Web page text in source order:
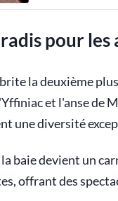
pour
la deuxième
et l'anse de
une diversité
la baie devient un
offrant des